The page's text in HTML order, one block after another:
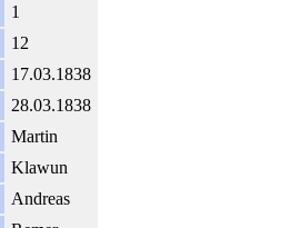
1
12
17.03.1838
28.03.1838
Martin
Klawun
Andreas